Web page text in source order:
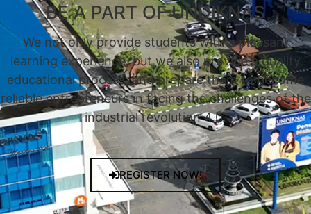
BE A PART OF UNDIKNAS
We not only provide students with a pleasant
learning experience, but we also provide a quality
educational process, and prepare them to become
reliable entrepreneurs in facing the challenges of the
industrial revolution 4.0.
REGISTER NOW!